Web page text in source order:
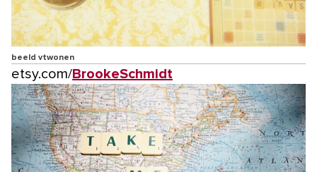
beeld vtwonen
etsy.com/BrookeSchmidt